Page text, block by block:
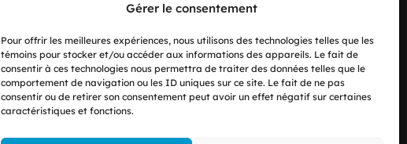
Gérer le consentement
Pour offrir les meilleures expériences, nous utilisons des technologies telles que les
témoins pour stocker et/ou accéder aux informations des appareils. Le fait de
consentir à ces technologies nous permettra de traiter des données telles que le
comportement de navigation ou les ID uniques sur ce site. Le fait de ne pas
consentir ou de retirer son consentement peut avoir un effet négatif sur certaines
caractéristiques et fonctions.